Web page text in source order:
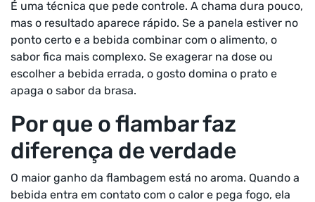
É uma técnica que pede controle. A chama dura pouco,
mas o resultado aparece rápido. Se a panela estiver no
ponto certo e a bebida combinar com o alimento, o
sabor fica mais complexo. Se exagerar na dose ou
escolher a bebida errada, o gosto domina o prato e
apaga o sabor da brasa.
Por que o flambar faz
diferença de verdade
O maior ganho da flambagem está no aroma. Quando a
bebida entra em contato com o calor e pega fogo, ela